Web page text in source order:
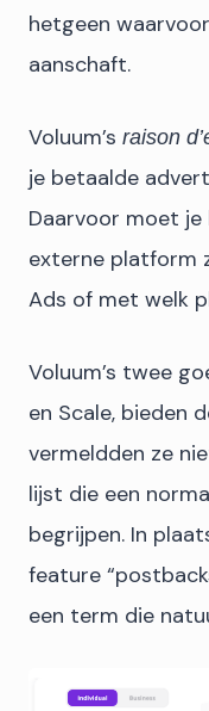
hetgeen
aanschaft.
Voluum’s raison
je betaalde
Daarvoor moet
externe platform
Ads of met welk
Voluum’s twee
en Scale, bieden
vermeldden ze
lijst die een
begrijpen. In
feature
een term die